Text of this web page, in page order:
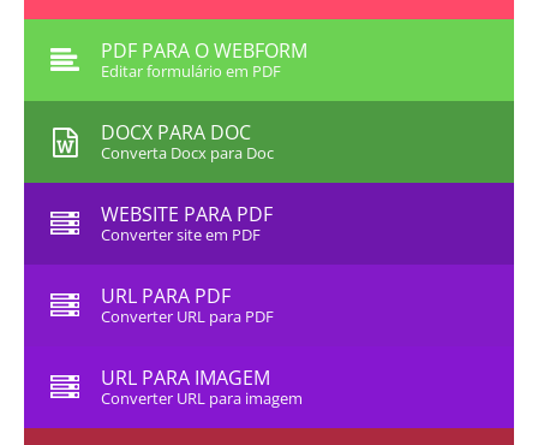
PDF PARA O WEBFORM
Editar formulário em PDF
DOCX PARA DOC
Converta Docx para Doc
WEBSITE PARA PDF
Converter site em PDF
URL PARA PDF
Converter URL para PDF
URL PARA IMAGEM
Converter URL para imagem